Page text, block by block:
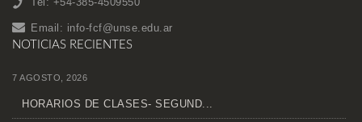
Email: info-fcf@unse.edu.ar
NOTICIAS RECIENTES
7 AGOSTO, 2026
HORARIOS DE CLASES- SEGUND...